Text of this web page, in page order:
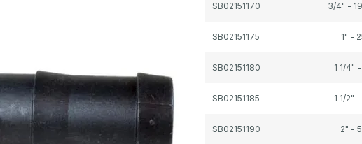
SB02151170 3/4" -
SB02151175 1" -
SB02151180 1 1/4"
SB02151185 1 1/2"
SB02151190 2" -